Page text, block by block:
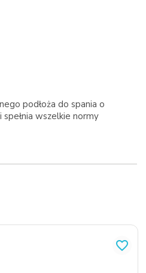
podłoża do spania o
wszelkie normy
favorite_border